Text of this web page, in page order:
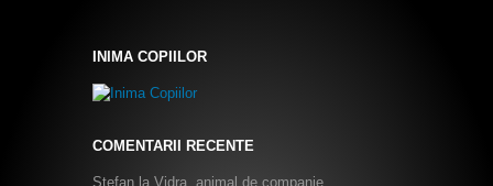
INIMA COPIILOR
COMENTARII RECENTE
Stefan la Vidra, animal de companie